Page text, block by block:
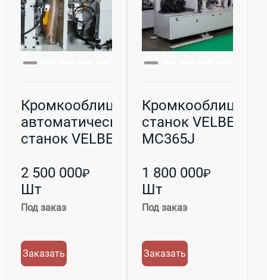
Кромкооблицовочный
автоматический
станок VELBERG M...
2 500 000₽
Шт
Под заказ
Заказать
станок VELBERG
MC365J
1 800 000₽
Шт
Под заказ
Заказать